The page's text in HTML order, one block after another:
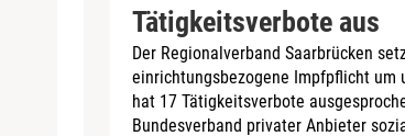
Tätigkeitsverbote aus
Der Regionalverband Saarbrücken
einrichtungsbezogene Impfpflicht um
hat 17 Tätigkeitsverbote
Bundesverband privater Anbieter